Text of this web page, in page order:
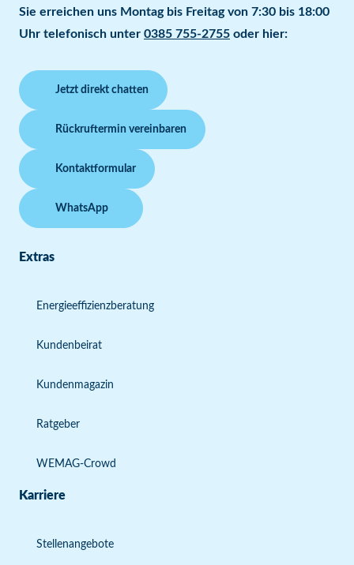
Sie erreichen uns Montag bis Freitag von 7:30 bis 18:00
Uhr telefonisch unter 0385 755-2755 oder hier:
Jetzt direkt chatten
Rückruftermin vereinbaren
Kontaktformular
WhatsApp
Extras
Energieeffizienzberatung
Kundenbeirat
Kundenmagazin
Ratgeber
WEMAG-Crowd
Karriere
Stellenangebote